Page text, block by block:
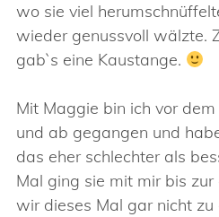
wo sie viel
wieder genussvoll wälzte.
gab`s eine Kaustange.
Mit Maggie bin ich vor
und ab gegangen und
das eher schlechter als
Mal ging sie mit mir bis
wir dieses Mal gar nicht zu